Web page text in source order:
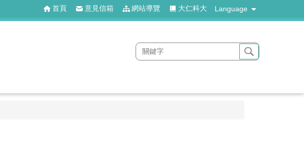
首頁 意見信箱 網站導覽 大仁科大 Language